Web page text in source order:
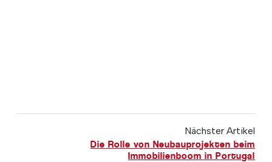
Nächster Artikel
Die Rolle von Neubauprojekten beim
Immobilienboom in Portugal